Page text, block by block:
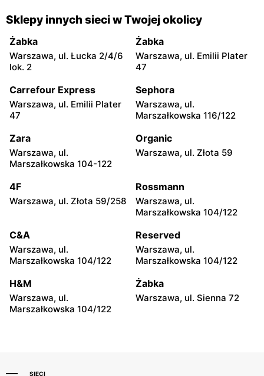
Apart
Piaseczno, ul. Puławska
42E
Apart
Pruszków, ul. Henryka
Sienkiewicza 19
Apart
Siwińskiego 2
Apart
Apart
Piłsudskiego 74
Apart
Chrobrego 1
Apart Apart
Apart Apart
Łódź, ul. Jana Karskiego 5
Apart
Łódź al. Jana Pawła II 30
Apart
Rzgów, ul. Żeromskiego 8
Apart
Łódź, ul. Pabianicka 245
Apart
Łomża, ul. Zawadzka 38
Sklepy innych sieci w Twojej okolicy
Żabka
Warszawa, ul. Łucka 2/4/6
lok. 2
Żabka
Warszawa, ul. Emilii Plater
47
Carrefour Express
Warszawa, ul. Emilii Plater
47
Sephora
Warszawa, ul.
Marszałkowska 116/122
Zara
Warszawa, ul.
Marszałkowska 104-122
Organic
Warszawa, ul. Złota 59
4F
Warszawa, ul. Złota 59/258
Rossmann
Warszawa, ul.
Marszałkowska 104/122
C&A
Warszawa, ul.
Marszałkowska 104/122
Reserved
Warszawa, ul.
Marszałkowska 104/122
H&M
Warszawa, ul.
Marszałkowska 104/122
Żabka
Warszawa, ul. Sienna 72
SIECI